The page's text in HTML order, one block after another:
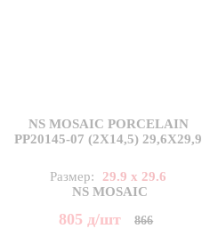
NS MOSAIC PORCELAIN
PP20145-07 (2X14,5) 29,6X29,9
Размер:
29.9 x 29.6
NS MOSAIC
805д/шт 866